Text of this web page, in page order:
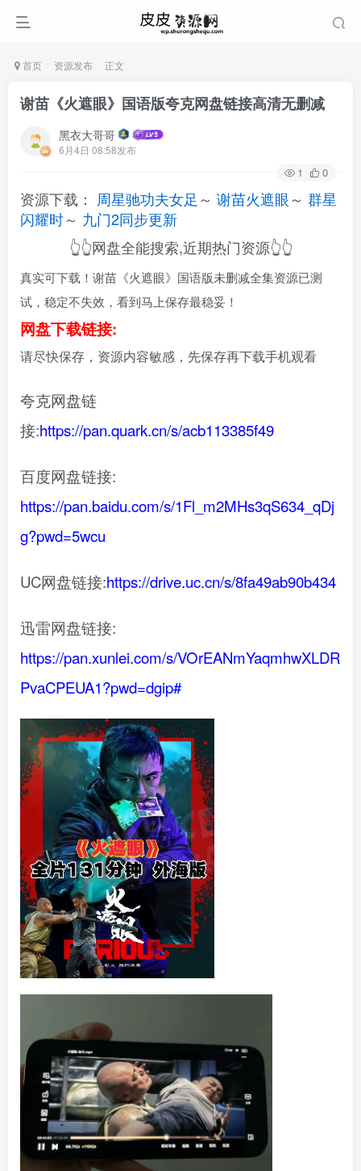
首页 资源发布 正文
谢苗《火遮眼》国语版夸克网盘链接高清无删减
黑衣大哥哥
6月4日 08:58发布
1 0
资源下载： 周星驰功夫女足 ～ 谢苗火遮眼～ 群星
闪耀时～ 九门2同步更新
👆👆网盘全能搜索,近期热门资源👆👆
真实可下载！谢苗《火遮眼》国语版未删减全集资源已测
试，稳定不失效，看到马上保存最稳妥！
网盘下载链接:
请尽快保存，资源内容敏感，先保存再下载手机观看
夸克网盘链
接:https://pan.quark.cn/s/acb113385f49
百度网盘链接:
https://pan.baidu.com/s/1Fl_m2MHs3qS634_qDj
g?pwd=5wcu
UC网盘链接:https://drive.uc.cn/s/8fa49ab90b434
迅雷网盘链接:
https://pan.xunlei.com/s/VOrEANmYaqmhwXLDR
PvaCPEUA1?pwd=dgip#